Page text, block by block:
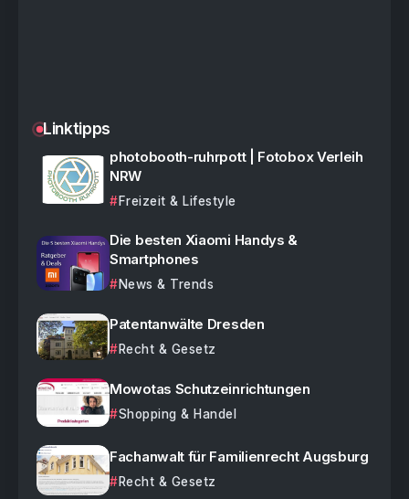
Linktipps
photobooth-ruhrpott | Fotobox Verleih
NRW
Freizeit & Lifestyle
Die besten Xiaomi Handys &
Smartphones
News & Trends
Patentanwälte Dresden
Recht & Gesetz
Mowotas Schutzeinrichtungen
Shopping & Handel
Fachanwalt für Familienrecht Augsburg
Recht & Gesetz